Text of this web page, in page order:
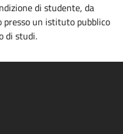
di studente, da
un istituto pubblico
di studi.